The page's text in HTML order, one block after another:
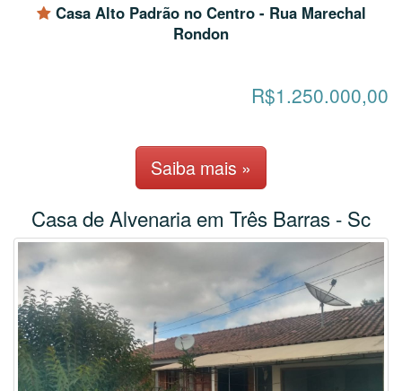
Casa Alto Padrão no Centro - Rua Marechal
Rondon
R$1.250.000,00
Saiba mais »
Casa de Alvenaria em Três Barras - Sc